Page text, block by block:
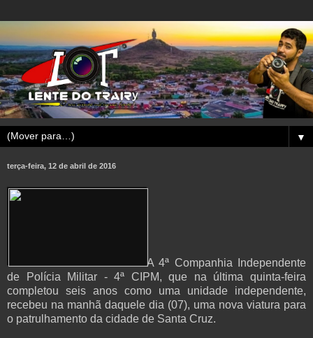
▼
terça-feira, 12 de abril de 2016
A 4ª Companhia Independente
de Polícia Militar - 4ª CIPM, que na última quinta-feira
completou seis anos como uma unidade independente,
recebeu na manhã daquele dia (07), uma nova viatura para
o patrulhamento da cidade de Santa Cruz.